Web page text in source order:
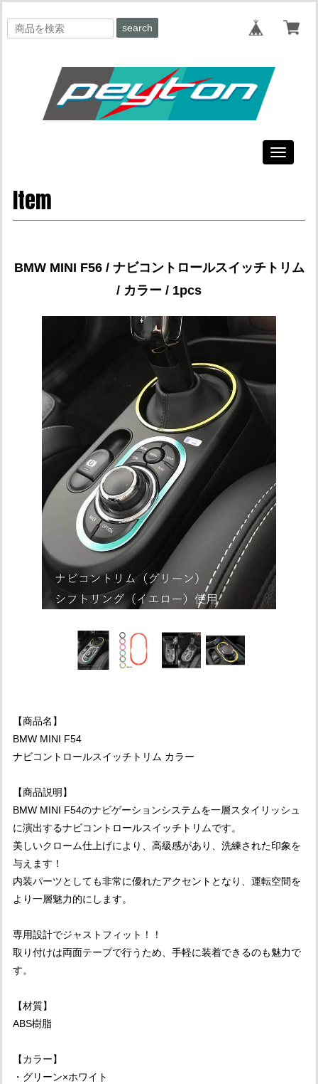
search
Toggle
Item
BMW MINI F56 / ナビコントロールスイッチトリム
/ カラー / 1pcs
【商品名】
BMW MINI F54
ナビコントロールスイッチトリム カラー
【商品説明】
BMW MINI F54のナビゲーションシステムを一層スタイリッシュ
に演出するナビコントロールスイッチトリムです。
美しいクローム仕上げにより、高級感があり、洗練された印象を
与えます！
内装パーツとしても非常に優れたアクセントとなり、運転空間を
より一層魅力的にします。
専用設計でジャストフィット！！
取り付けは両面テープで行うため、手軽に装着できるのも魅力で
す。
【材質】
ABS樹脂
【カラー】
・グリーン×ホワイト